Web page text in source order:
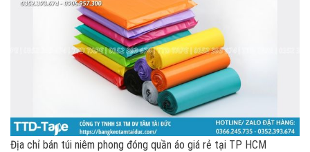
Địa chỉ bán túi niêm phong đóng quần áo giá rẻ tại TP HCM